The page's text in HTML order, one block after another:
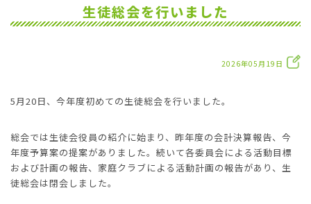
置：
生徒総会を行いました
2026年05月19日
5月20日、今年度初めての生徒総会を行いました。
総会では生徒会役員の紹介に始まり、昨年度の会計決算報告、今
年度予算案の提案がありました。続いて各委員会による活動目標
および計画の報告、家庭クラブによる活動計画の報告があり、生
徒総会は閉会しました。